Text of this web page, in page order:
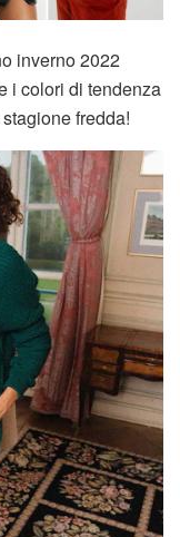
inverno 2022
i colori di tendenza
fredda!